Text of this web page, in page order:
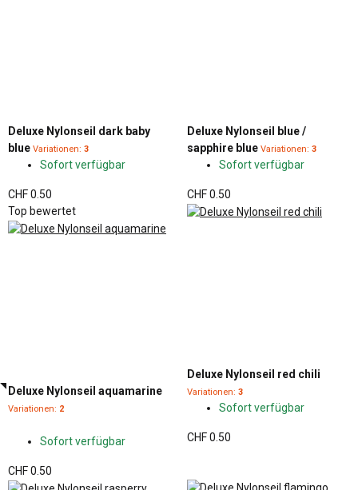
Deluxe Nylonseil dark baby
blue Variationen: 3
Sofort verfügbar
CHF 0.50
Deluxe Nylonseil blue /
sapphire blue Variationen: 3
Sofort verfügbar
CHF 0.50
Top bewertet
Deluxe Nylonseil aquamarine
Variationen: 2
Sofort verfügbar
CHF 0.50
Deluxe Nylonseil red chili
Variationen: 3
Sofort verfügbar
CHF 0.50